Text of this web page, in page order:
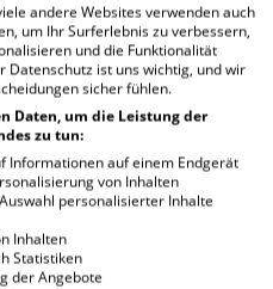
30.04.2025 21:25
andere Websites verwenden auch
um Ihr Surferlebnis zu verbessern,
und die Funktionalität
Datenschutz ist uns wichtig, und wir
sicher fühlen.
Daten, um die Leistung der
zu tun:
Informationen auf einem Endgerät
von Inhalten
personalisierter Inhalte
Inhalten
Statistiken
der Angebote